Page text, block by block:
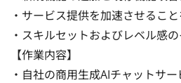
・サービス提供を加速させるこ
・スキルセットおよびレベル感
【作業内容】
・自社の商用生成AIチャットサ